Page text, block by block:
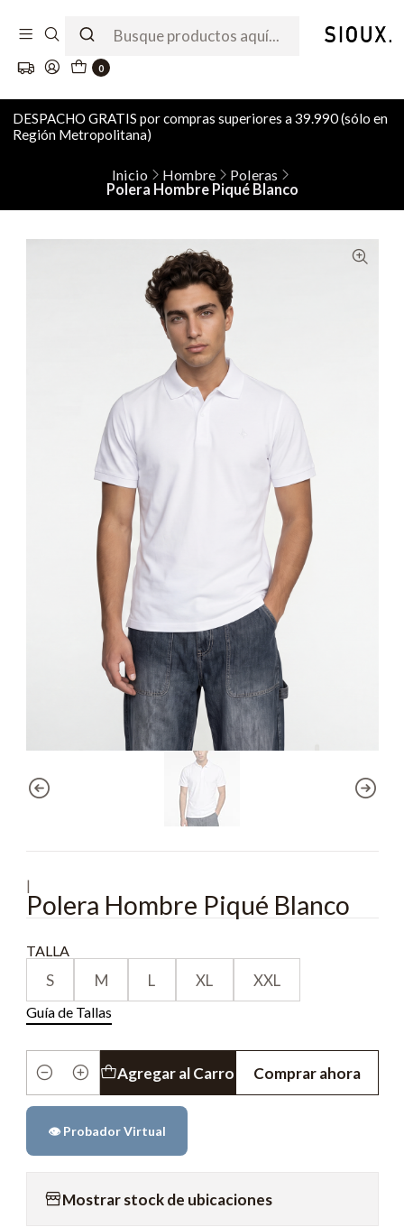
0
DESPACHO GRATIS por compras superiores a 39.990 (sólo en
Región Metropolitana)
Inicio Hombre
Poleras
Polera Hombre Piqué Blanco
|
Polera Hombre Piqué Blanco
TALLA
S M L XL XXL
Guía de Tallas
Cantidad
Agregar al Carro Comprar ahora
👁️ Probador Virtual
Mostrar stock de ubicaciones